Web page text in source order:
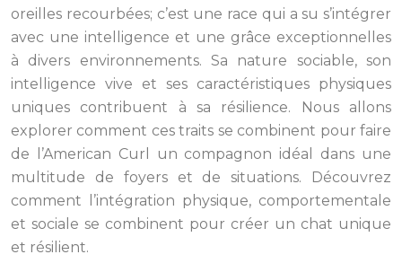
oreilles recourbées; c’est une race qui a su s’intégrer
avec une intelligence et une grâce exceptionnelles
à divers environnements. Sa nature sociable, son
intelligence vive et ses caractéristiques physiques
uniques contribuent à sa résilience. Nous allons
explorer comment ces traits se combinent pour faire
de l’American Curl un compagnon idéal dans une
multitude de foyers et de situations. Découvrez
comment l’intégration physique, comportementale
et sociale se combinent pour créer un chat unique
et résilient.